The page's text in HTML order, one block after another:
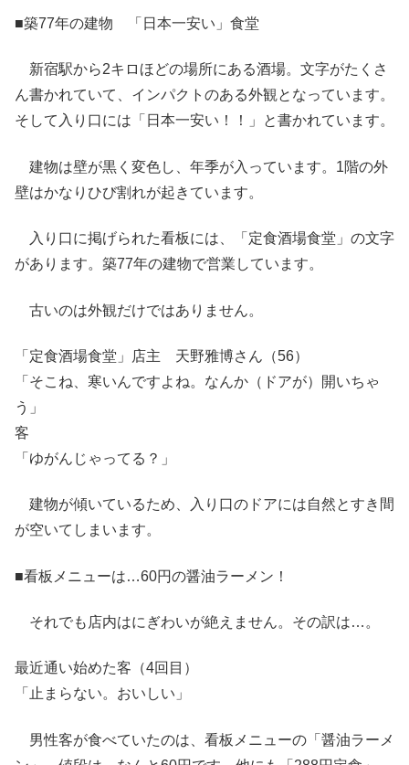
■築77年の建物 「日本一安い」食堂
新宿駅から2キロほどの場所にある酒場。文字がたくさ
ん書かれていて、インパクトのある外観となっています。
そして入り口には「日本一安い！！」と書かれています。
建物は壁が黒く変色し、年季が入っています。1階の外
壁はかなりひび割れが起きています。
入り口に掲げられた看板には、「定食酒場食堂」の文字
があります。築77年の建物で営業しています。
古いのは外観だけではありません。
「定食酒場食堂」店主 天野雅博さん（56）
「そこね、寒いんですよね。なんか（ドアが）開いちゃ
う」
客
「ゆがんじゃってる？」
建物が傾いているため、入り口のドアには自然とすき間
が空いてしまいます。
■看板メニューは…60円の醤油ラーメン！
それでも店内はにぎわいが絶えません。その訳は…。
最近通い始めた客（4回目）
「止まらない。おいしい」
男性客が食べていたのは、看板メニューの「醤油ラーメ